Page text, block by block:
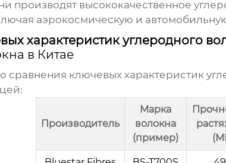
производят высококачественное
аэрокосмическую и
характеристик углеродного
в Китае
сравнения ключевых характеристик
Производитель
Марка
волокна
(пример)